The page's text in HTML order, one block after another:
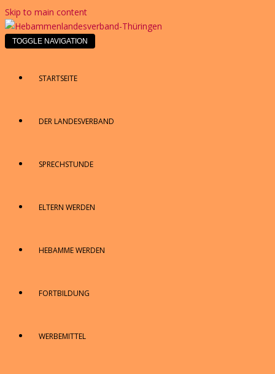
Skip to main content
TOGGLE NAVIGATION
STARTSEITE
DER LANDESVERBAND
SPRECHSTUNDE
ELTERN WERDEN
HEBAMME WERDEN
FORTBILDUNG
WERBEMITTEL